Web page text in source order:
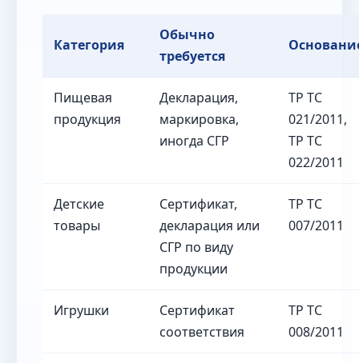
Категория
Обычно
требуется
Пищевая
продукция
Декларация,
маркировка,
иногда СГР
ТР ТС
021/2011,
ТР ТС
022/2011
Детские
товары
Сертификат,
декларация или
СГР по виду
продукции
ТР ТС
007/2011
Игрушки
Сертификат
соответствия
ТР ТС
008/2011